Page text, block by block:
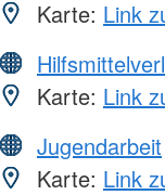
Karte: Link
Karte: Link
Jugendarbeit
Karte: Link